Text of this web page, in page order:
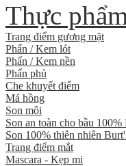
Thực
Trang điểm gương mặt
Phấn / Kem lót
Phấn / Kem nền
Phấn phủ
Che khuyết điểm
Má hồng
Son môi
Son an toàn cho bầu 100%
Son 100% thiên nhiên
Trang điểm mắt
Mascara - Kẹp mi